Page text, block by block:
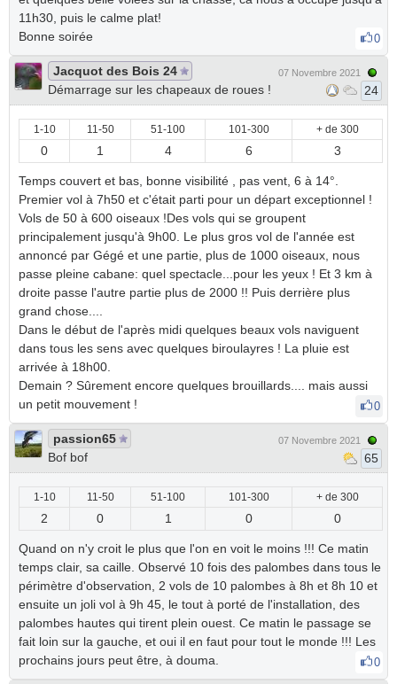
11h30, puis le calme plat!
Bonne soirée
0
Jacquot des Bois 24
Démarrage sur les chapeaux de roues !
07 Novembre 2021
24
1-10 11-50 51-100 101-300 + de 300
0 1 4 6 3
Temps couvert et bas, bonne visibilité , pas vent, 6 à 14°.
Premier vol à 7h50 et c'était parti pour un départ exceptionnel !
Vols de 50 à 600 oiseaux !Des vols qui se groupent
principalement jusqu'à 9h00. Le plus gros vol de l'année est
annoncé par Gégé et une partie, plus de 1000 oiseaux, nous
passe pleine cabane: quel spectacle...pour les yeux ! Et 3 km à
droite passe l'autre partie plus de 2000 !! Puis derrière plus
grand chose....
Dans le début de l'après midi quelques beaux vols naviguent
dans tous les sens avec quelques biroulayres ! La pluie est
arrivée à 18h00.
Demain ? Sûrement encore quelques brouillards.... mais aussi
un petit mouvement !
0
passion65
Bof bof
07 Novembre 2021
65
1-10 11-50 51-100 101-300 + de 300
2 0 1 0 0
Quand on n'y croit le plus que l'on en voit le moins !!! Ce matin
temps clair, sa caille. Observé 10 fois des palombes dans tous le
périmètre d'observation, 2 vols de 10 palombes à 8h et 8h 10 et
ensuite un joli vol à 9h 45, le tout à porté de l'installation, des
palombes hautes qui tirent plein ouest. Ce matin le passage se
fait loin sur la gauche, et oui il en faut pour tout le monde !!! Les
prochains jours peut être, à douma.
0